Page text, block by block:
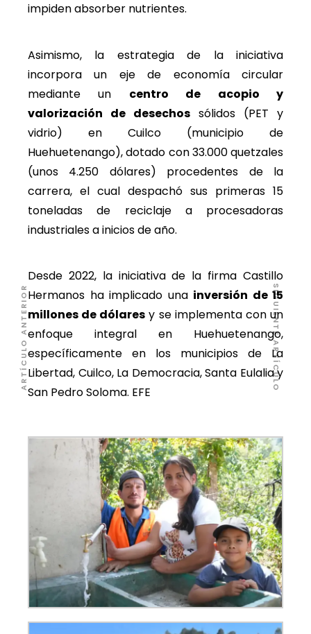
impiden absorber nutrientes.
Asimismo, la estrategia de la iniciativa
incorpora un eje de economía circular
mediante un centro de acopio y
valorización de desechos sólidos (PET y
vidrio) en Cuilco (municipio de
Huehuetenango), dotado con 33.000 quetzales
(unos 4.250 dólares) procedentes de la
carrera, el cual despachó sus primeras 15
toneladas de reciclaje a procesadoras
industriales a inicios de año.
Desde 2022, la iniciativa de la firma Castillo
Hermanos ha implicado una inversión de 15
millones de dólares y se implementa con un
enfoque integral en Huehuetenango,
específicamente en los municipios de La
Libertad, Cuilco, La Democracia, Santa Eulalia y
San Pedro Soloma. EFE
ARTÍCULO ANTERIOR SIGUIENTE ARTÍCULO